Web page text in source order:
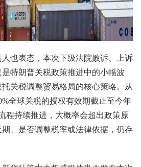
也表态，本次下级法院败诉、上诉
特朗普关税政策推进中的小幅波
关税调整贸易格局的核心策略。从
全球关税的授权有效期截止至今年
程持续推进，大概率会超出政策原
、是否调整税率或法律依据，仍存